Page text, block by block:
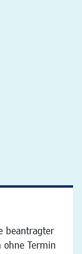
beantragter
Termin